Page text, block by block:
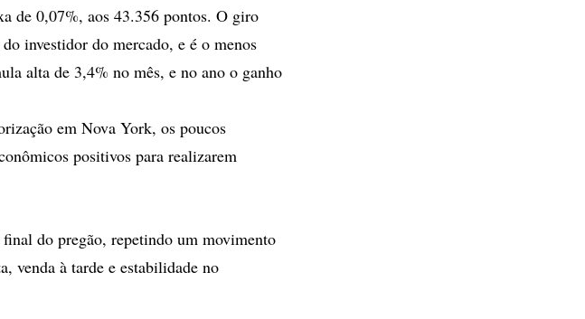
de 0,07%, aos 43.356 pontos. O giro
investidor do mercado, e é o menos
alta de 3,4% no mês, e no ano o ganho
em Nova York, os poucos
positivos para realizarem
do pregão, repetindo um movimento
venda à tarde e estabilidade no